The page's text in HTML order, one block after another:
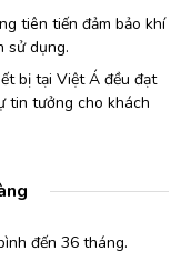
tiên tiến đảm bảo khí
sử dụng.
bị tại Việt Á đều đạt
tin tưởng cho khách
đến 36 tháng.